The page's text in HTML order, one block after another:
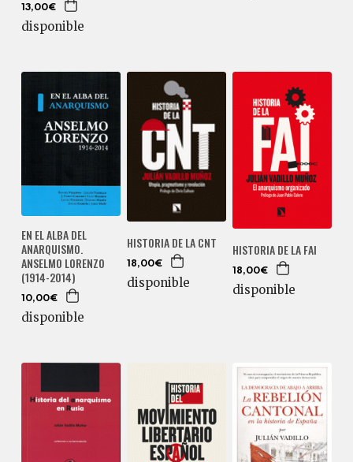
13,00€
disponible
EN EL ALBA DEL
ANARQUISMO.
ANSELMO LORENZO
(1914-2014)
10,00€
disponible
HISTORIA DE LA CNT
18,00€
disponible
HISTORIA DE LA FAI
18,00€
disponible